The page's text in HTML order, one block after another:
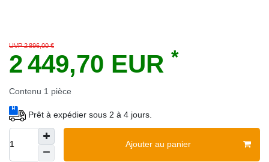
UVP 2 896,00 €
2 449,70 EUR *
Contenu 1 pièce
Prêt à expédier sous 2 à 4 jours.
Ajouter au panier